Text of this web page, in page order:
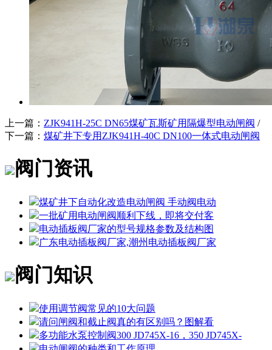
上一篇： ZJK941H-25C DN65煤矿瓦斯矿用隔爆型电动闸阀 /
下一篇： 煤矿井下专用ZJK941H-40C DN100一体式电动闸阀
阀门资讯
煤矿井下自动化改造电动闸阀 手动阀电动
一批矿用电动闸阀顺利下线，即将交付客
电动插板阀厂家的型号规格参数及结构图
广东电动插板阀厂家,潮州电动插板阀厂家
阀门知识
使用调节阀常见的10大问题
请问闸阀和截止阀真的有区别吗？图解看
多功能水泵控制阀300 JD745X-16，350 JD745X-